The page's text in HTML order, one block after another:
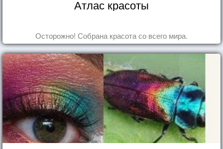
Атлас красоты
Осторожно! Собрана красота со всего мира.